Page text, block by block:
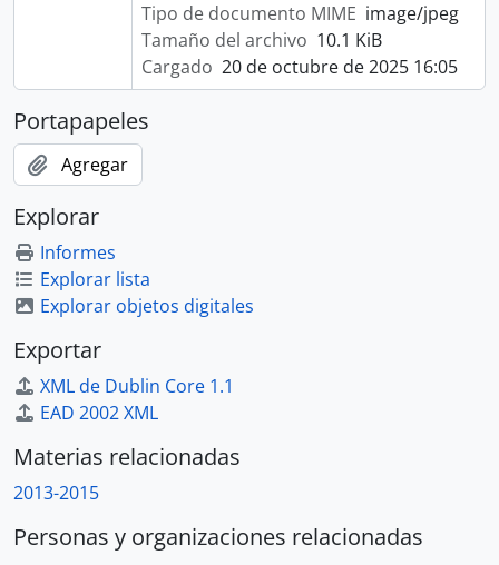
Tipo de documento MIME image/jpeg
Tamaño del archivo 10.1 KiB
Cargado 20 de octubre de 2025 16:05
Portapapeles
Agregar
Explorar
Informes
Explorar lista
Explorar objetos digitales
Exportar
XML de Dublin Core 1.1
EAD 2002 XML
Materias relacionadas
2013-2015
Personas y organizaciones relacionadas